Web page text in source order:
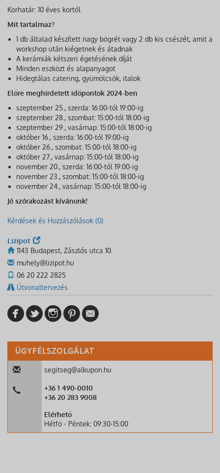
Korhatár: 10 éves kortól
Mit tartalmaz?
1 db általad készített nagy bögrét vagy 2 db kis csészét, amit a
workshop után kiégetnek és átadnak
A kerámiák kétszeri égetésének díját
Minden eszközt és alapanyagot
Hidegtálas catering, gyümölcsök, italok
Előre meghirdetett időpontok 2024-ben
szeptember 25., szerda: 16:00-tól 19:00-ig
szeptember 28., szombat: 15:00-tól 18:00-ig
szeptember 29., vasárnap: 15:00-tól 18:00-ig
október 16., szerda: 16:00-tól 19:00-ig
október 26., szombat: 15:00-tól 18:00-ig
október 27., vasárnap: 15:00-tól 18:00-ig
november 20., szerda: 16:00-tól 19:00-ig
november 23., szombat: 15:00-tól 18:00-ig
november 24., vasárnap: 15:00-tól 18:00-ig
Jó szórakozást kívánunk!
Kérdések és Hozzászólások (0)
Lizipot
1143 Budapest, Zászlós utca 10.
muhely@lizipot.hu
06 20 222 2825
Útvonaltervezés
ÜGYFÉLSZOLGÁLAT
segitseg@alkupon.hu
+36 1 490-0010
+36 20 283 9008
Elérhető
Hétfő - Péntek: 09:30-15:00